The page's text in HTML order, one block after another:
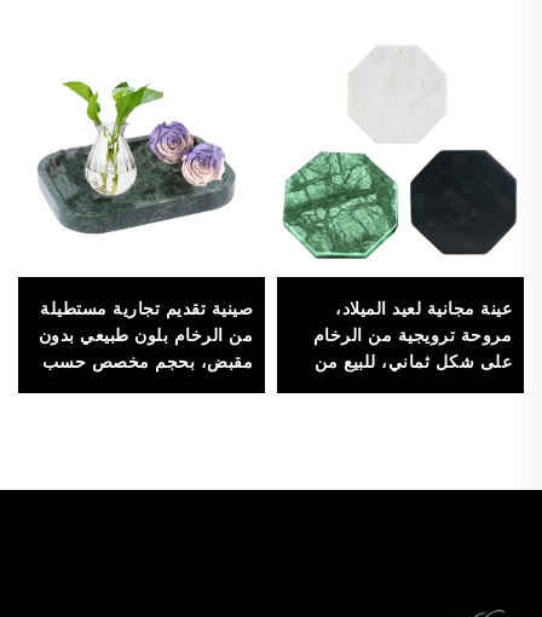
عينة مجانية لعيد الميلاد،
مروحة ترويجية من الرخام
على شكل ثماني، للبيع من
المصنع، لفرش ووسائد
صينية تقديم تجارية مستطيلة
من الرخام بلون طبيعي بدون
مقبض، بحجم مخصص حسب
الطلب، مناسبة للاستخدام في